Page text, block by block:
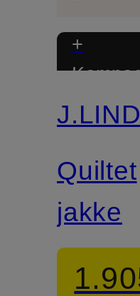
+
Quiltet
jakke